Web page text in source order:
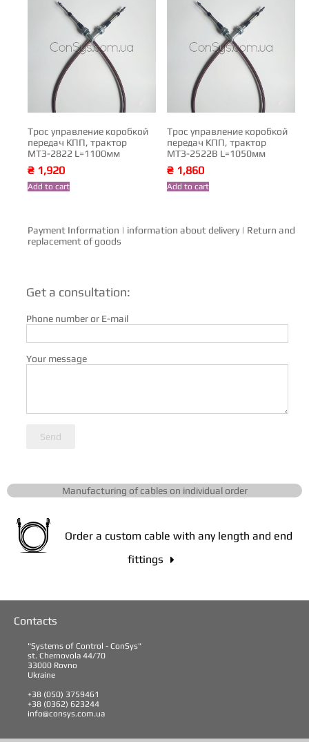
Трос управление коробкой
передач КПП, трактор
МТЗ-2822 L=1100мм
₴ 1,920
Add to cart
Трос управление коробкой
передач КПП, трактор
МТЗ-2522В L=1050мм
₴ 1,860
Add to cart
Payment Information | information about delivery| Return and
replacement of goods
Get a consultation:
Phone number or E-mail
Your message
Send
Manufacturing of cables on individual order
Order a custom cable with any length and end
fittings

Contacts
"Systems of Control - ConSys"
st. Chernovola 44/70
33000 Rovno
Ukraine
+38 (050) 3759461
+38 (0362) 623244
info@consys.com.ua